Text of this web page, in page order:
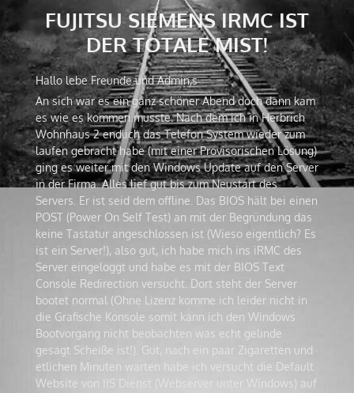
FUJITSU SIEMENS IRMC IST
DER TOTALE MIST!
Hallo lebe Freunde und Admin,s
An sich war es ein ganz schöner Abend doch dann kam
es wie es kommen musste. Nach dem ich in Herbrich
Wohnhaus 2 endlich das Telefon System wieder zum
laufen gebracht habe (mit einer Provisorischen Lösung)
ging es weiter mit den Windows Update auf den Server
in der Firma. Alles lief gut bis zum Neustart des
Servers. Er ist seid dem offline. Das BIOS hält bei einen
POST (Power On Self Test) an mit der Begründung das
keine Tastatur angeschlossen ist (Wieso eigentlich? Es
ist ein Server!), also gut, ich habe mich ins iRMC des
Server eingeloggt und habe es mit der BIOS Text
Console Redirection versucht. Dort steht der Server
bootet normal (Ohne Lizenz komme ich leider nicht in
die Grafische Konsole somit kann ich den Windows
Bootvorgang nicht beobachten was echt gelinde
gesagt Scheiße ist!). Gut, nach ein paar Zigaretten und
etlichen Minuten warten habe ich versucht die Default
Website von IIS Dienst (Webserver unter Windows) auf